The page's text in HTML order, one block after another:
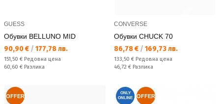
GUESS
Обувки BELLUNO MID
Текуща цена:
90,90 € / 177,78 лв.
Редовна цена:
151,50 € Редовна цена
Спестявате:
60,60 € Разлика
CONVERSE
Обувки CHUCK 70
Текуща цена:
86,78 € / 169,73 лв.
Редовна цена:
133,50 € Редовна цена
Спестявате:
46,72 € Разлика
OFFER
ONLY
ONLINE
OFFER